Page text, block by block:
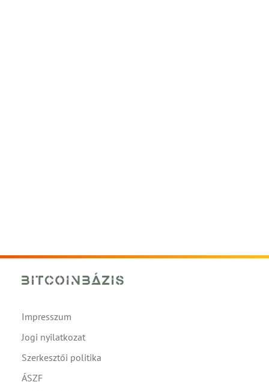
Impresszum
Jogi nyilatkozat
Szerkesztői politika
ÁSZF